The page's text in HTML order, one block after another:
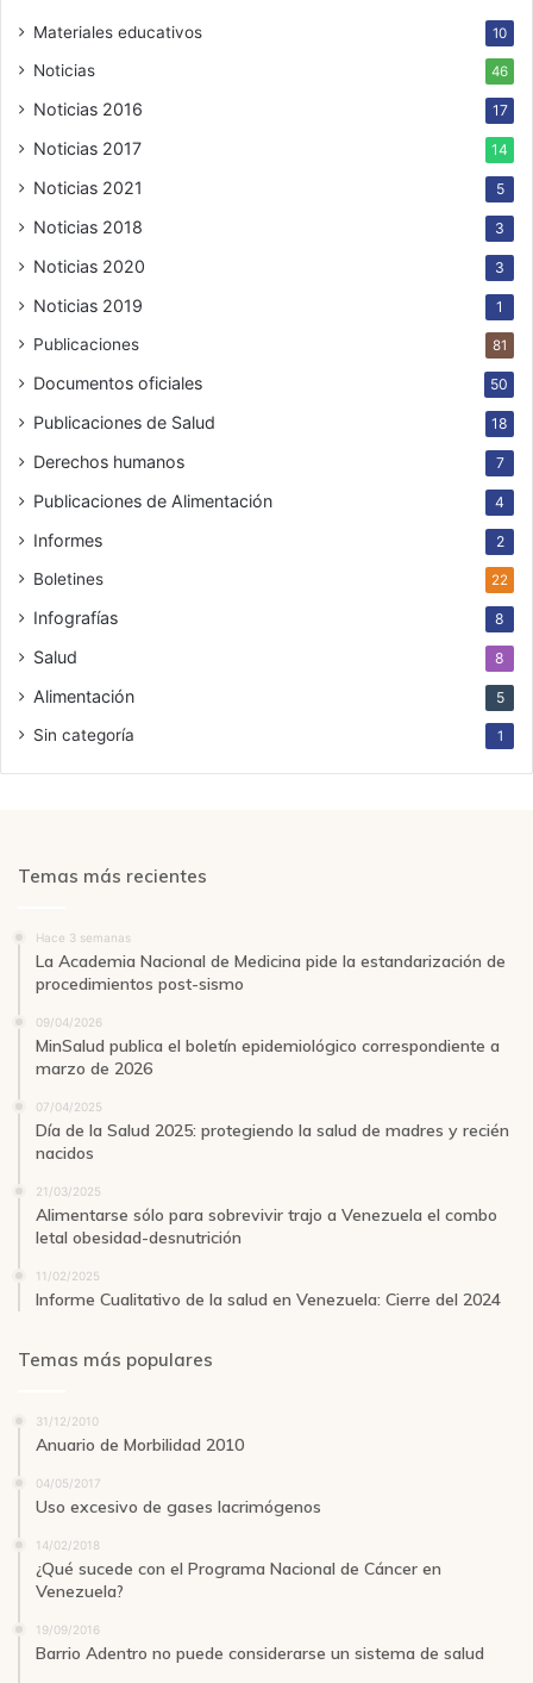
Materiales educativos 10
Noticias 46
Noticias 2016 17
Noticias 2017 14
Noticias 2021 5
Noticias 2018 3
Noticias 2020 3
Noticias 2019 1
Publicaciones 81
Documentos oficiales 50
Publicaciones de Salud 18
Derechos humanos 7
Publicaciones de Alimentación 4
Informes 2
Boletines 22
Infografías 8
Salud 8
Alimentación 5
Sin categoría 1
Temas más recientes
Hace 3 semanas
La Academia Nacional de Medicina pide la estandarización de
procedimientos post-sismo
09/04/2026
MinSalud publica el boletín epidemiológico correspondiente a
marzo de 2026
07/04/2025
Día de la Salud 2025: protegiendo la salud de madres y recién
nacidos
21/03/2025
Alimentarse sólo para sobrevivir trajo a Venezuela el combo
letal obesidad-desnutrición
11/02/2025
Informe Cualitativo de la salud en Venezuela: Cierre del 2024
Temas más populares
31/12/2010
Anuario de Morbilidad 2010
04/05/2017
Uso excesivo de gases lacrimógenos
14/02/2018
¿Qué sucede con el Programa Nacional de Cáncer en
Venezuela?
19/09/2016
Barrio Adentro no puede considerarse un sistema de salud